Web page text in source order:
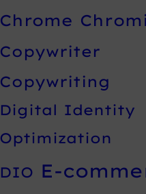
Chrome
Copywriter
Copywriting
Digital Identity
Optimization
DIO E-